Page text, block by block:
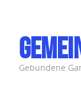
Gebundene